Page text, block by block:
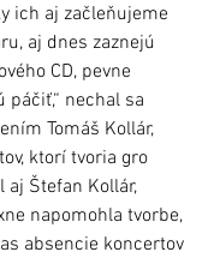
ich aj začleňujeme
aj dnes zaznejú
CD, pevne
páčiť,“ nechal sa
Tomáš Kollár,
ktorí tvoria gro
aj Štefan Kollár,
napomohla tvorbe,
absencie koncertov